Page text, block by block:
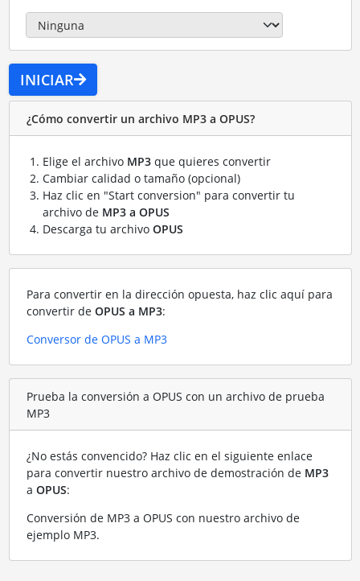
INICIAR
¿Cómo convertir un archivo MP3 a OPUS?
Elige el archivo MP3que quieres convertir
Cambiar calidad o tamaño (opcional)
Haz clic en "Start conversion" para convertir tu
archivo de MP3 a OPUS
Descarga tu archivo OPUS
Para convertir en la dirección opuesta, haz clic aquí para
convertir de OPUS a MP3:
Conversor de OPUS a MP3
Prueba la conversión a OPUS con un archivo de prueba
MP3
¿No estás convencido? Haz clic en el siguiente enlace
para convertir nuestro archivo de demostración de MP3
a OPUS:
Conversión de MP3 a OPUS con nuestro archivo de
ejemplo MP3.